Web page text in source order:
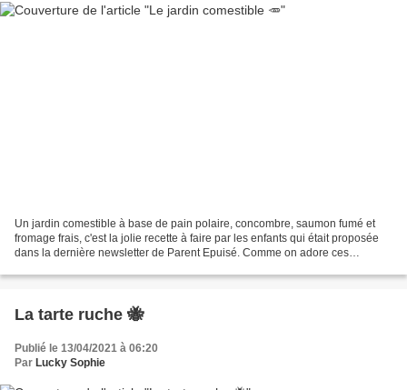
Un jardin comestible à base de pain polaire, concombre, saumon fumé et
fromage frais, c'est la jolie recette à faire par les enfants qui était proposée
dans la dernière newsletter de Parent Epuisé. Comme on adore ces
La tarte ruche 🐝
Publié le 13/04/2021 à 06:20
Par Lucky Sophie